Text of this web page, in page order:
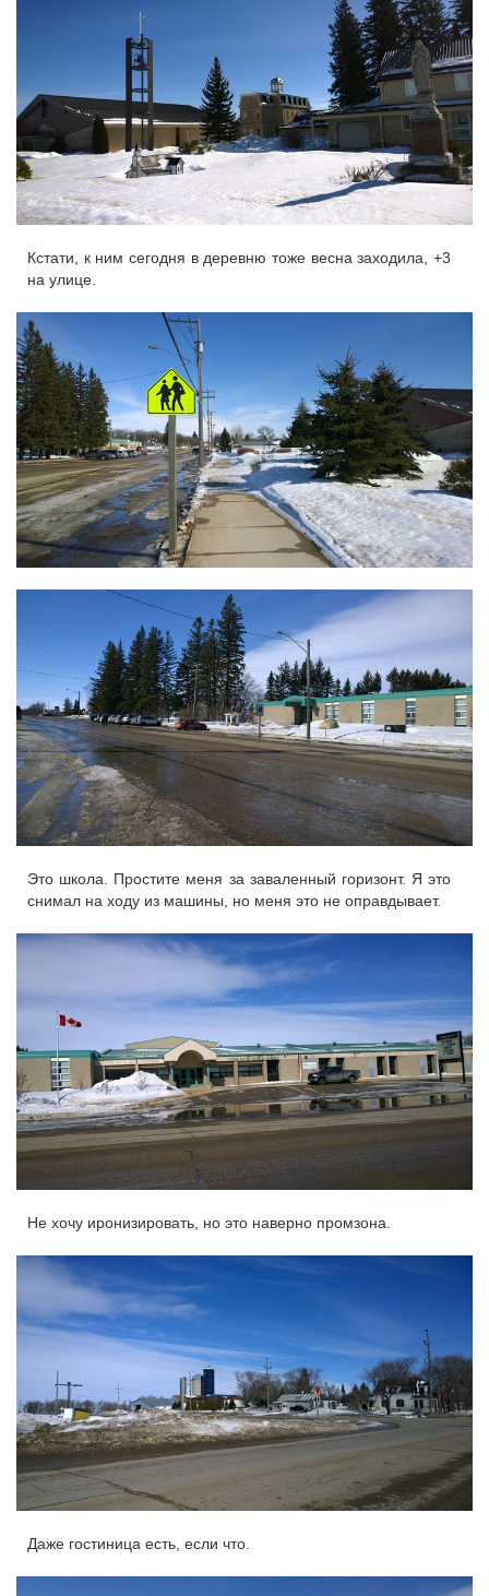
Кстати, к ним сегодня в деревню тоже весна заходила, +3
на улице.
Это школа. Простите меня за заваленный горизонт. Я это
снимал на ходу из машины, но меня это не оправдывает.
Не хочу иронизировать, но это наверно промзона.
Даже гостиница есть, если что.